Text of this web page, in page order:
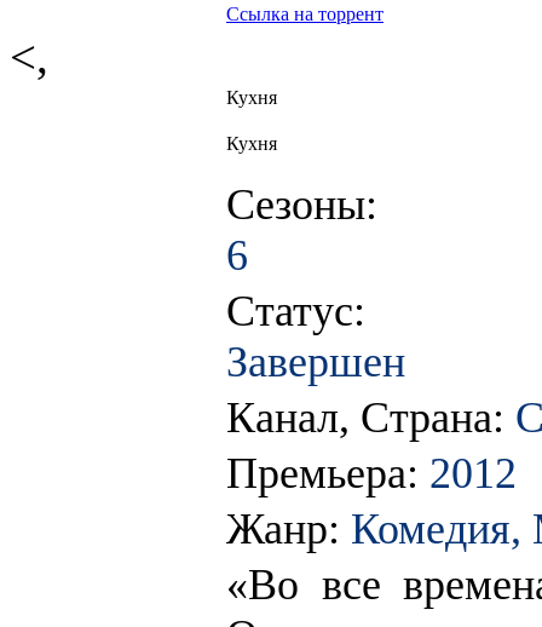
Ссылка на торрент
<,
Кухня
Кухня
Сезоны:
6
Статус:
Завершен
Канал, Страна:
Премьера: 2012
Жанр: Комедия,
«Во все